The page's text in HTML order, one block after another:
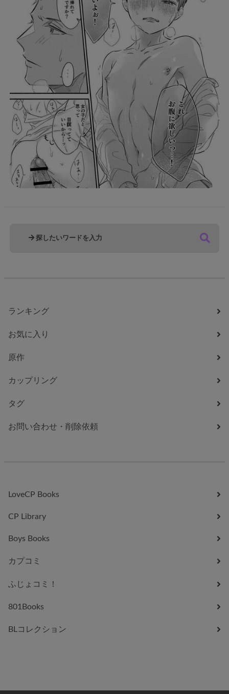
ランキング
お気に入り
原作
カップリング
タグ
お問い合わせ・削除依頼
LoveCP Books
CP Library
Boys Books
カプコミ
ふじょコミ！
801Books
BLコレクション